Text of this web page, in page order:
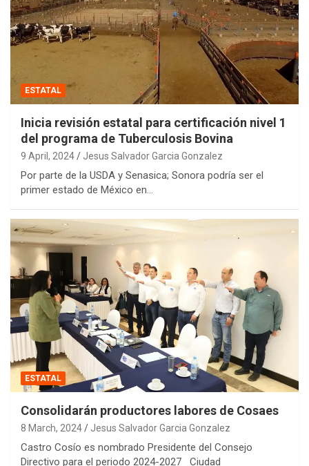
ESTATAL
Inicia revisión estatal para certificación nivel 1
del programa de Tuberculosis Bovina
9 April, 2024 Jesus Salvador Garcia Gonzalez
Por parte de la USDA y Senasica; Sonora podría ser el
primer estado de México en…
ESTATAL
Consolidarán productores labores de Cosaes
8 March, 2024 Jesus Salvador Garcia Gonzalez
Castro Cosío es nombrado Presidente del Consejo
Directivo para el periodo 2024-2027 Ciudad